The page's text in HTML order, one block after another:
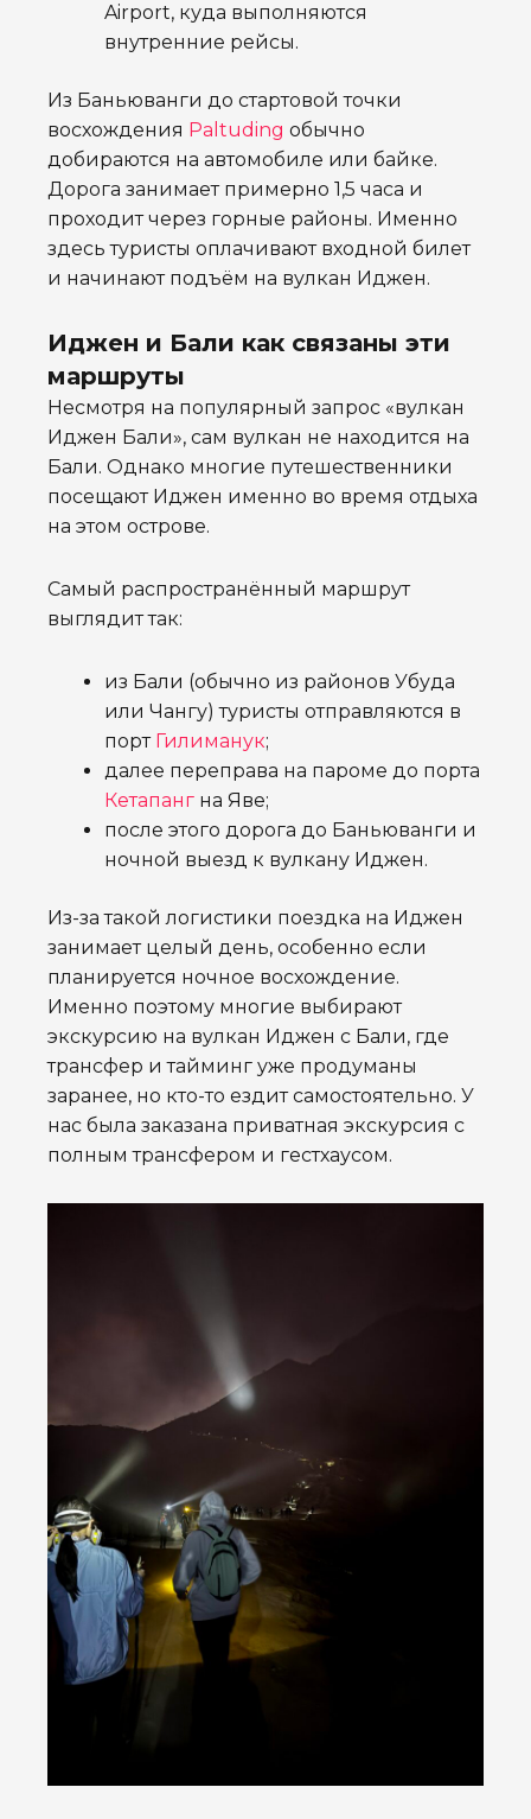
Airport, куда выполняются
внутренние рейсы.
Из Баньюванги до стартовой точки
восхождения Paltuding обычно
добираются на автомобиле или байке.
Дорога занимает примерно 1,5 часа и
проходит через горные районы. Именно
здесь туристы оплачивают входной билет
и начинают подъём на вулкан Иджен.
Иджен и Бали как связаны эти
маршруты
Несмотря на популярный запрос «вулкан
Иджен Бали», сам вулкан не находится на
Бали. Однако многие путешественники
посещают Иджен именно во время отдыха
на этом острове.
Самый распространённый маршрут
выглядит так:
из Бали (обычно из районов Убуда
или Чангу) туристы отправляются в
порт Гилиманук;
далее переправа на пароме до порта
Кетапанг на Яве;
после этого дорога до Баньюванги и
ночной выезд к вулкану Иджен.
Из-за такой логистики поездка на Иджен
занимает целый день, особенно если
планируется ночное восхождение.
Именно поэтому многие выбирают
экскурсию на вулкан Иджен с Бали, где
трансфер и тайминг уже продуманы
заранее, но кто-то ездит самостоятельно. У
нас была заказана приватная экскурсия с
полным трансфером и гестхаусом.